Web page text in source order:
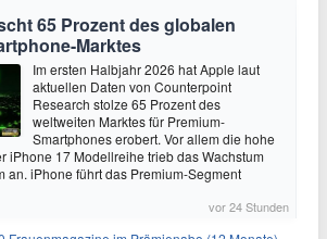
65 Prozent des globalen
Marktes
Im ersten Halbjahr 2026 hat Apple laut
aktuellen Daten von Counterpoint
Research stolze 65 Prozent des
weltweiten Marktes für Premium-
Smartphones erobert. Vor allem die hohe
iPhone 17 Modellreihe trieb das Wachstum
an. iPhone führt das Premium-Segment
vor 24 Stunden